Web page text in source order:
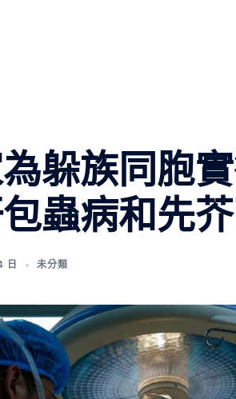
躲族同胞
蟲病和先
日 未分類